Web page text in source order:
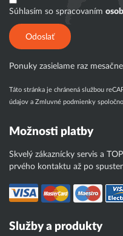
Súhlasím so spracovaním
Odoslať
Ponuky zasielame raz
Táto stránka je chránená službou
údajov a Zmluvné podmienky
Možnosti platby
Skvelý zákaznícky servis a
prvého kontaktu až po
Služby a produkty